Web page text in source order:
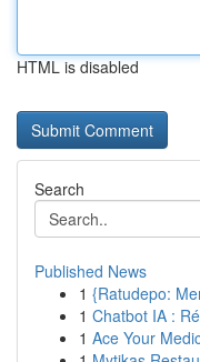
HTML is disabled
Search
Published News
1 {Ratudepo:
1 Chatbot IA :
1 Ace Your